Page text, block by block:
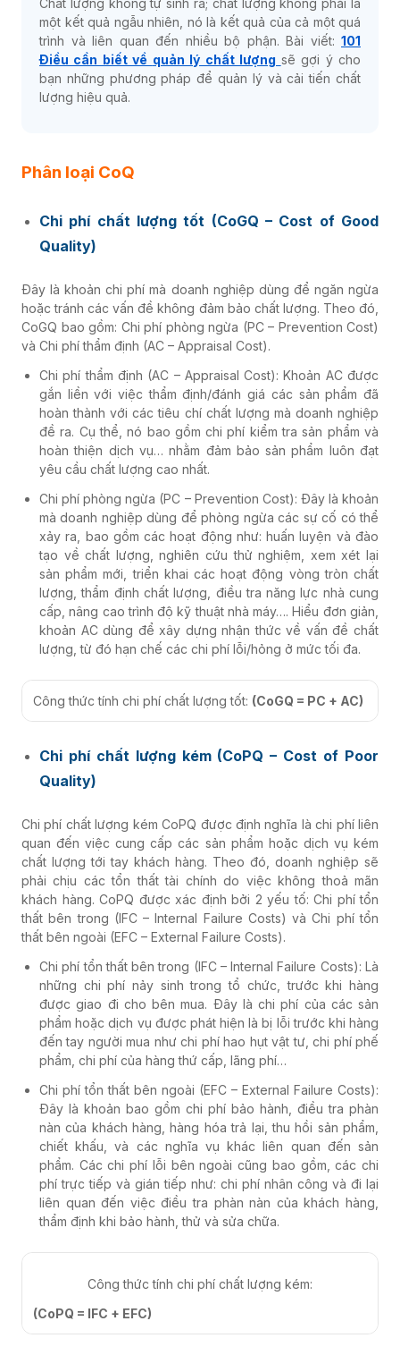
Chất lượng không tự sinh ra; chất lượng không phải là
một kết quả ngẫu nhiên, nó là kết quả của cả một quá
trình và liên quan đến nhiều bộ phận. Bài viết: 101
Điều cần biết về quản lý chất lượng sẽ gợi ý cho
bạn những phương pháp để quản lý và cải tiến chất
lượng hiệu quả.
Phân loại CoQ
Chi phí chất lượng tốt (CoGQ – Cost of Good
Quality)
Đây là khoản chi phí mà doanh nghiệp dùng để ngăn ngừa
hoặc tránh các vấn đề không đảm bảo chất lượng. Theo đó,
CoGQ bao gồm: Chi phí phòng ngừa (PC – Prevention Cost)
và Chi phí thẩm định (AC – Appraisal Cost).
Chi phí thẩm định (AC – Appraisal Cost): Khoản AC được
gắn liền với việc thẩm định/đánh giá các sản phẩm đã
hoàn thành với các tiêu chí chất lượng mà doanh nghiệp
đề ra. Cụ thể, nó bao gồm chi phí kiểm tra sản phẩm và
hoàn thiện dịch vụ… nhằm đảm bảo sản phẩm luôn đạt
yêu cầu chất lượng cao nhất.
Chi phí phòng ngừa (PC – Prevention Cost): Đây là khoản
mà doanh nghiệp dùng để phòng ngừa các sự cố có thể
xảy ra, bao gồm các hoạt động như: huấn luyện và đào
tạo về chất lượng, nghiên cứu thử nghiệm, xem xét lại
sản phẩm mới, triển khai các hoạt động vòng tròn chất
lượng, thẩm định chất lượng, điều tra năng lực nhà cung
cấp, nâng cao trình độ kỹ thuật nhà máy…. Hiểu đơn giản,
khoản AC dùng để xây dựng nhận thức về vấn đề chất
lượng, từ đó hạn chế các chi phí lỗi/hỏng ở mức tối đa.
Công thức tính chi phí chất lượng tốt: (CoGQ = PC + AC)
Chi phí chất lượng kém (CoPQ – Cost of Poor
Quality)
Chi phí chất lượng kém CoPQ được định nghĩa là chi phí liên
quan đến việc cung cấp các sản phẩm hoặc dịch vụ kém
chất lượng tới tay khách hàng. Theo đó, doanh nghiệp sẽ
phải chịu các tổn thất tài chính do việc không thoả mãn
khách hàng. CoPQ được xác định bởi 2 yếu tố: Chi phí tổn
thất bên trong (IFC – Internal Failure Costs) và Chi phí tổn
thất bên ngoài (EFC – External Failure Costs).
Chi phí tổn thất bên trong (IFC – Internal Failure Costs): Là
những chi phí nảy sinh trong tổ chức, trước khi hàng
được giao đi cho bên mua. Đây là chi phí của các sản
phẩm hoặc dịch vụ được phát hiện là bị lỗi trước khi hàng
đến tay người mua như chi phí hao hụt vật tư, chi phí phế
phẩm, chi phí của hàng thứ cấp, lãng phí…
Chi phí tổn thất bên ngoài (EFC – External Failure Costs):
Đây là khoản bao gồm chi phí bảo hành, điều tra phàn
nàn của khách hàng, hàng hóa trả lại, thu hồi sản phẩm,
chiết khấu, và các nghĩa vụ khác liên quan đến sản
phẩm. Các chi phí lỗi bên ngoài cũng bao gồm, các chi
phí trực tiếp và gián tiếp như: chi phí nhân công và đi lại
liên quan đến việc điều tra phàn nàn của khách hàng,
thẩm định khi bảo hành, thử và sửa chữa.
Công thức tính chi phí chất lượng kém:
(CoPQ = IFC + EFC)